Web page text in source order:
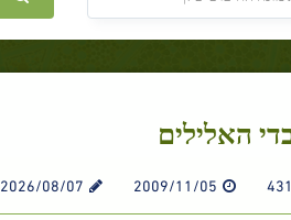
2009/11/05
2026/08/07